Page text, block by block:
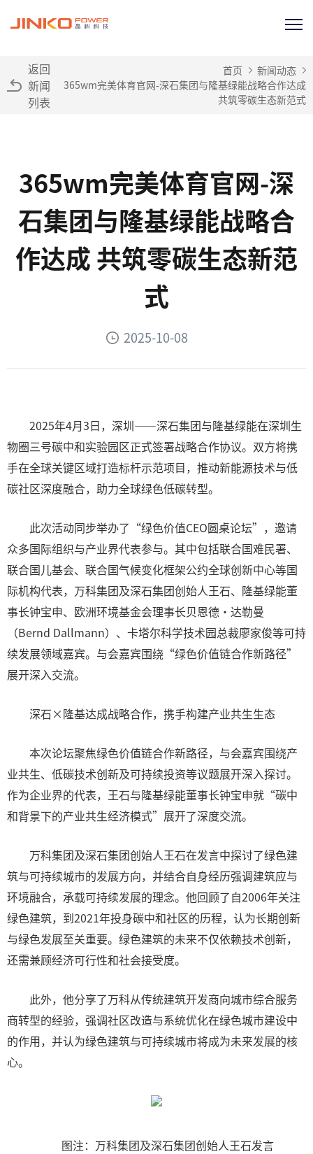
返回
新闻
列表
首页
新闻动态
365wm完美体育官网-深石集团与隆基绿能战略合作达成
共筑零碳生态新范式
365wm完美体育官网-深
石集团与隆基绿能战略合
作达成 共筑零碳生态新范
式
2025-10-08
2025年4月3日，深圳——深石集团与隆基绿能在深圳生
物圈三号碳中和实验园区正式签署战略合作协议。双方将携
手在全球关键区域打造标杆示范项目，推动新能源技术与低
碳社区深度融合，助力全球绿色低碳转型。
此次活动同步举办了“绿色价值CEO圆桌论坛”，邀请
众多国际组织与产业界代表参与。其中包括联合国难民署、
联合国儿基会、联合国气候变化框架公约全球创新中心等国
际机构代表，万科集团及深石集团创始人王石、隆基绿能董
事长钟宝申、欧洲环境基金会理事长贝恩德·达勒曼
（Bernd Dallmann）、卡塔尔科学技术园总裁廖家俊等可持
续发展领域嘉宾。与会嘉宾围绕“绿色价值链合作新路径”
展开深入交流。
深石×隆基达成战略合作，携手构建产业共生生态
本次论坛聚焦绿色价值链合作新路径，与会嘉宾围绕产
业共生、低碳技术创新及可持续投资等议题展开深入探讨。
作为企业界的代表，王石与隆基绿能董事长钟宝申就“碳中
和背景下的产业共生经济模式”展开了深度交流。
万科集团及深石集团创始人王石在发言中探讨了绿色建
筑与可持续城市的发展方向，并结合自身经历强调建筑应与
环境融合，承载可持续发展的理念。他回顾了自2006年关注
绿色建筑，到2021年投身碳中和社区的历程，认为长期创新
与绿色发展至关重要。绿色建筑的未来不仅依赖技术创新，
还需兼顾经济可行性和社会接受度。
此外，他分享了万科从传统建筑开发商向城市综合服务
商转型的经验，强调社区改造与系统优化在绿色城市建设中
的作用，并认为绿色建筑与可持续城市将成为未来发展的核
心。
图注：万科集团及深石集团创始人王石发言